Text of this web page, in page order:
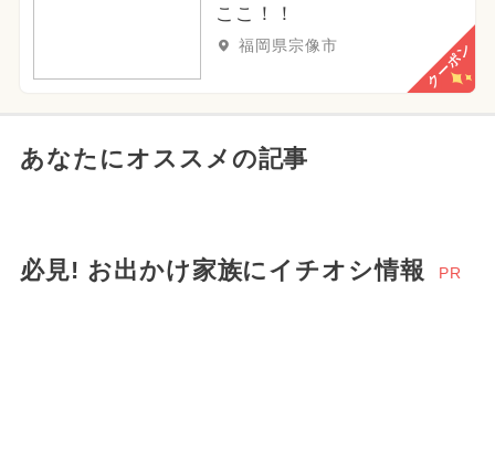
ここ！！
福岡県宗像市 クーポン
あなたにオススメの記事
必見! お出かけ家族にイチオシ情報 PR